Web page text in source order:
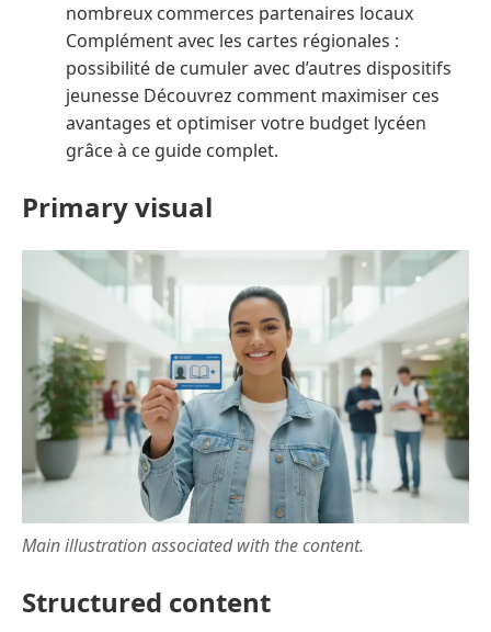
nombreux commerces partenaires locaux
Complément avec les cartes régionales :
possibilité de cumuler avec d’autres dispositifs
jeunesse Découvrez comment maximiser ces
avantages et optimiser votre budget lycéen
grâce à ce guide complet.
Primary visual
Main illustration associated with the content.
Structured content